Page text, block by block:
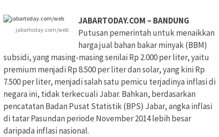
jabartoday.com/web
JABARTODAY.COM – BANDUNG
Putusan pemerintah untuk menaikkan
harga jual bahan bakar minyak (BBM)
subsidi, yang masing-masing senilai Rp 2.000 per liter, yaitu
premium menjadi Rp 8.500 per liter dan solar, yang kini Rp
7.500 per liter, menjadi salah satu pemicu terjadinya inflasi di
negara ini, tidak terkecuali Jabar. Bahkan, berdasarkan
pencatatan Badan Pusat Statistik (BPS) Jabar, angka inflasi
di tatar Pasundan periode November 2014 lebih besar
daripada inflasi nasional.